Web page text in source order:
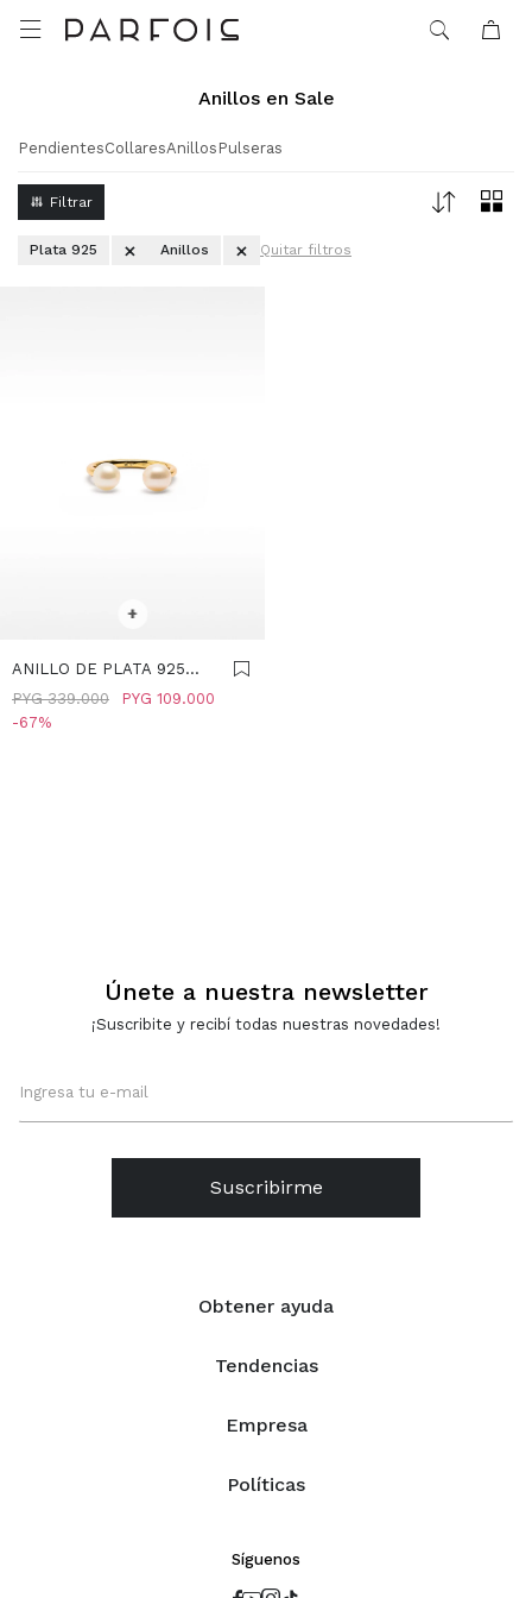

Anillos en Sale
PendientesCollaresAnillos Pulseras
Plata 925 Anillos Quitar filtros
+
ANILLO DE PLATA 925
STERLING SILVER PEARL
- DORADO
PYG 109.000
PYG 339.000
67
Obtener ayuda
Tendencias
Empresa
Políticas
Únete a nuestra newsletter
¡Suscribite y recibí todas nuestras novedades!
Suscribirme
Síguenos